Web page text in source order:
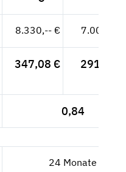
8.330,-- € 7.000,-- €
347,08 € 291,67 €
0,84
24 Monate